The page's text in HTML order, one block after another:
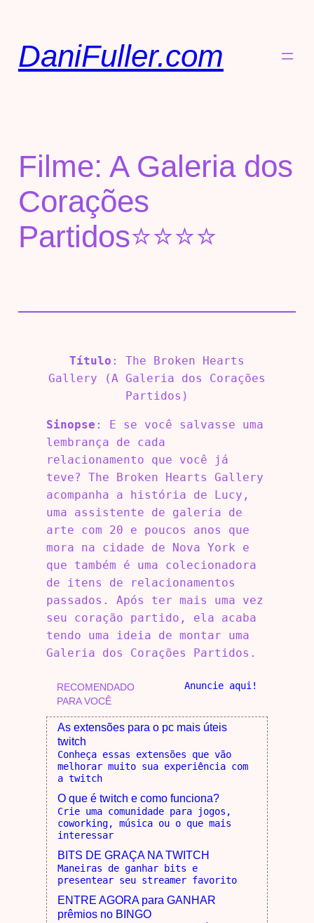
DaniFuller.com
Filme: A Galeria dos
Corações
Partidos⭐⭐⭐⭐
Título : The Broken Hearts
Gallery (A Galeria dos Corações
Partidos)
Sinopse : E se você salvasse uma
lembrança de cada
relacionamento que você já
teve? The Broken Hearts Gallery
acompanha a história de Lucy,
uma assistente de galeria de
arte com 20 e poucos anos que
mora na cidade de Nova York e
que também é uma colecionadora
de itens de relacionamentos
passados. Após ter mais uma vez
seu coração partido, ela acaba
tendo uma ideia de montar uma
Galeria dos Corações Partidos.
RECOMENDADO
PARA VOCÊ
Anuncie aqui!
As extensões para o pc mais úteis
twitch
Conheça essas extensões que vão
melhorar muito sua experiência com
a twitch
O que é twitch e como funciona?
Crie uma comunidade para jogos,
coworking, música ou o que mais
interessar
BITS DE GRAÇA NA TWITCH
Maneiras de ganhar bits e
presentear seu streamer favorito
ENTRE AGORA para GANHAR
prêmios no BINGO